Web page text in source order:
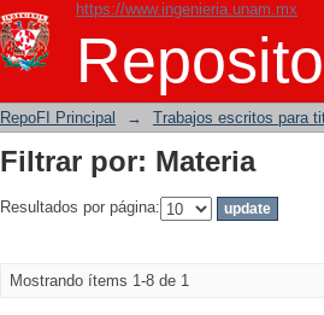
https://www.ingenieria.unam.mx
Filtrar por: Materia
RepoFI Principal → Trabajos escritos para
Filtrar por: Materia
Resultados por página:
Mostrando ítems 1-8 de 1